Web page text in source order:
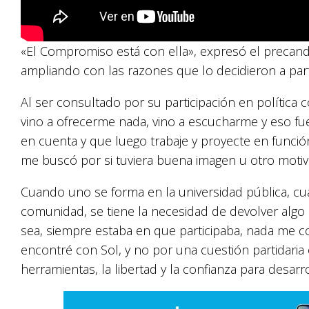
«El Compromiso está con ella», expresó el
ampliando con las razones que lo decidieron a
Al ser consultado por su participación en política
vino a ofrecerme nada, vino a escucharme y eso
en cuenta y que luego trabaje y proyecte en
me buscó por si tuviera buena imagen u otro
Cuando uno se forma en la universidad pública,
comunidad, se tiene la necesidad de devolver
sea, siempre estaba en que participaba, nada me
encontré con Sol, y no por una cuestión
herramientas, la libertad y la confianza para